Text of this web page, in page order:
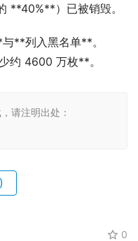
**40%**）已被销毁。
**列入黑名单**。
约 4600 万枚**。
请注明出处：
0